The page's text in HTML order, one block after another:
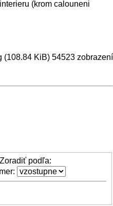
(krom calouneni
(108.84 KiB) 54523 zobrazení
Zoradiť podľa: